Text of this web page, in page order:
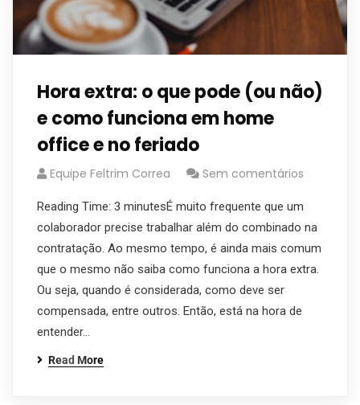
Hora extra: o que pode (ou não)
e como funciona em home
office e no feriado
Equipe Feltrim Correa Sem comentários
Reading Time: 3 minutesÉ muito frequente que um
colaborador precise trabalhar além do combinado na
contratação. Ao mesmo tempo, é ainda mais comum
que o mesmo não saiba como funciona a hora extra.
Ou seja, quando é considerada, como deve ser
compensada, entre outros. Então, está na hora de
entender…
Read More